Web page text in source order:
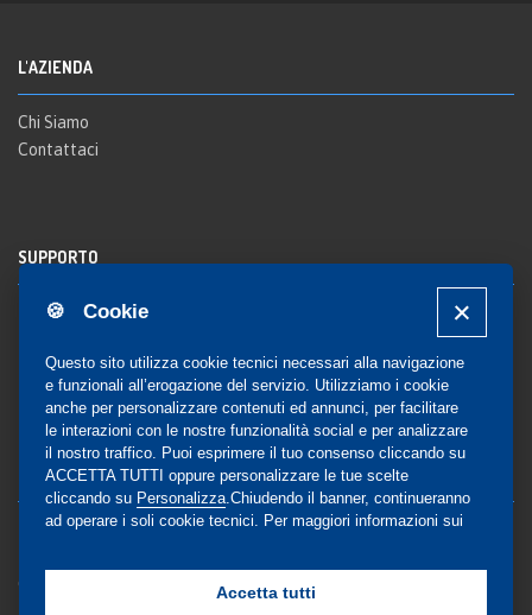
🍪 Cookie
Questo sito utilizza cookie tecnici necessari alla navigazione
e funzionali all’erogazione del servizio. Utilizziamo i cookie
anche per personalizzare contenuti ed annunci, per facilitare
le interazioni con le nostre funzionalità social e per analizzare
il nostro traffico. Puoi esprimere il tuo consenso cliccando su
ACCETTA TUTTI oppure personalizzare le tue scelte
cliccando su Personalizza .Chiudendo il banner, continueranno
ad operare i soli cookie tecnici. Per maggiori informazioni sui
Accetta tutti
L'AZIENDA
Chi Siamo
Contattaci
SUPPORTO
Registrazione al sito
Notifica
COMMUNITY
Blog e Canali social
Gestione Consensi